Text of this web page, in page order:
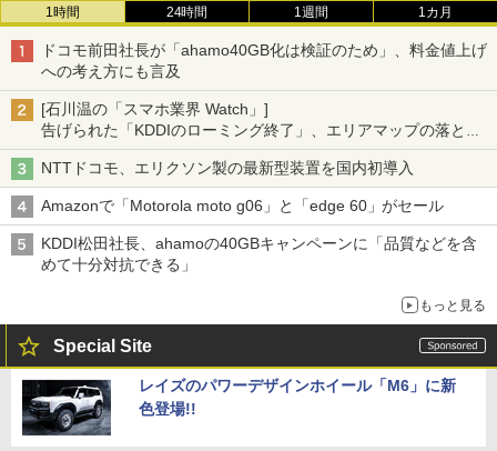
1時間 24時間 1週間 1カ月
ドコモ前田社長が「ahamo40GB化は検証のため」、料金値上げ
への考え方にも言及
[石川温の「スマホ業界 Watch」]
告げられた「KDDIのローミング終了」、エリアマップの落とし
穴と楽天モバイルの課題
NTTドコモ、エリクソン製の最新型装置を国内初導入
Amazonで「Motorola moto g06」と「edge 60」がセール
KDDI松田社長、ahamoの40GBキャンペーンに「品質などを含
めて十分対抗できる」
もっと見る
Special Site
レイズのパワーデザインホイール「M6」に新
色登場!!